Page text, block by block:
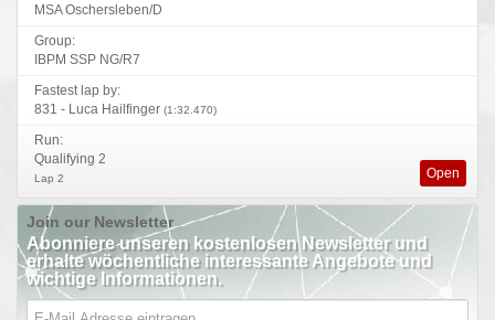
MSA Oschersleben/D
Group:
IBPM SSP NG/R7
Fastest lap by:
831 - Luca Hailfinger (1:32.470)
Run:
Qualifying 2
Lap 2 Open
Join our Newsletter
Abonniere unseren kostenlosen Newsletter und
erhalte wöchentliche interessante Angebote und
wichtige Informationen.